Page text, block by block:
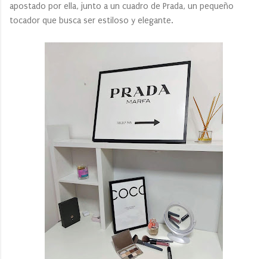
apostado por ella, junto a un cuadro de Prada, un pequeño
tocador que busca ser estiloso y elegante.